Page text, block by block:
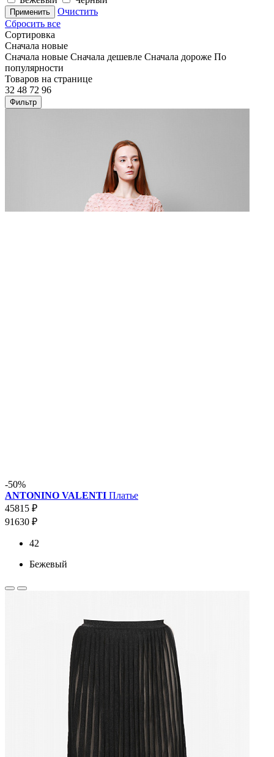
Применить
Очистить
Сбросить все
Сортировка
Сначала новые
Сначала новые Сначала дешевле Сначала дороже По
популярности
Товаров на странице
32 48 72 96
Фильтр
-50%
ANTONINO VALENTI Платье
45815 ₽
91630 ₽
42
Бежевый